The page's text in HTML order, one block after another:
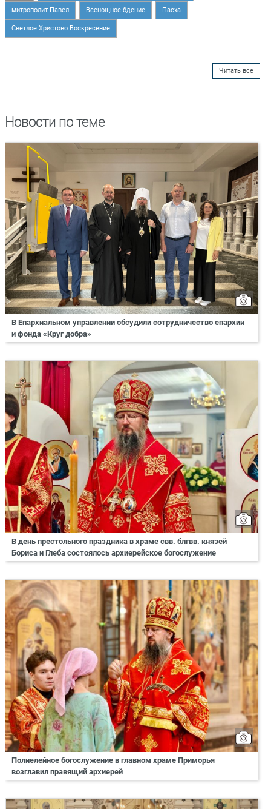
митрополит Павел Всенощное бдение Пасха
Светлое Христово Воскресение
Читать все
Новости по теме
В Епархиальном управлении обсудили сотрудничество епархии
и фонда «Круг добра»
В день престольного праздника в храме свв. блгвв. князей
Бориса и Глеба состоялось архиерейское богослужение
Полиелейное богослужение в главном храме Приморья
возглавил правящий архиерей